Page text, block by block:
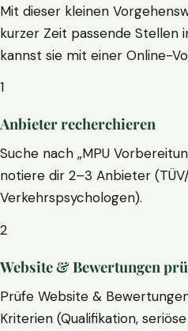
Mit dieser kleinen
kurzer Zeit passende Stellen
kannst sie mit einer Online-
1
Anbieter recherchieren
Suche nach „MPU
notiere dir 2–3 Anbieter
Verkehrspsychologen).
2
Website & Bewertungen
Prüfe Website &
Kriterien (Qualifikation,